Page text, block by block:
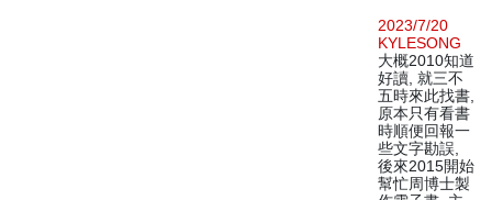
2023/7/20
KYLESONG
大概2010知道
好讀, 就三不
五時來此找書,
原本只有看書
時順便回報一
些文字勘誤,
後來2015開始
幫忙周博士製